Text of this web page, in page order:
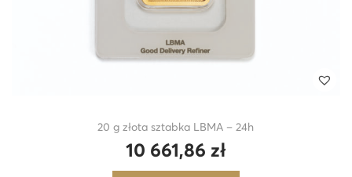
20 g złota sztabka LBMA – 24h
10 661,86 zł